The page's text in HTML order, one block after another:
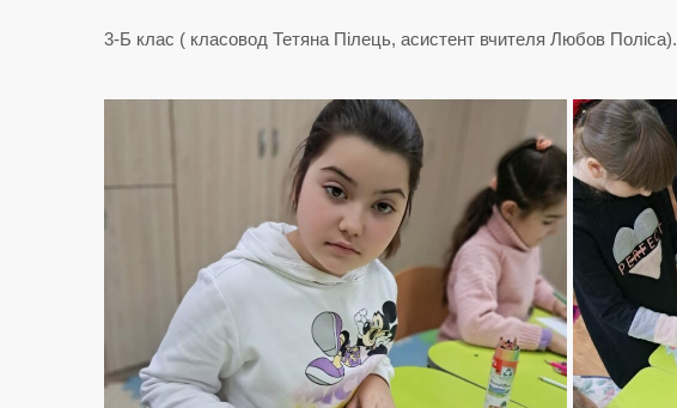
3-Б клас ( класовод Тетяна Пілець, асистент вчителя Любов Поліса).